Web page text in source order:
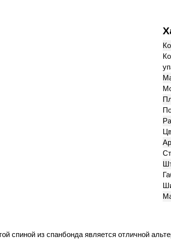
спиной из спанбонда является отличной